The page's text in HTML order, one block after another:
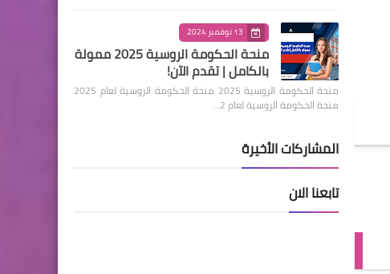
13 نوفمبر 2024
منحة الحكومة الروسية 2025 ممولة
بالكامل | تقدم الآن!
منحة الحكومة الروسية 2025 منحة الحكومة الروسية لعام 2025
منحة الحكومة الروسية لعام 2…
المشاركات الأخيرة
تابعنا الان